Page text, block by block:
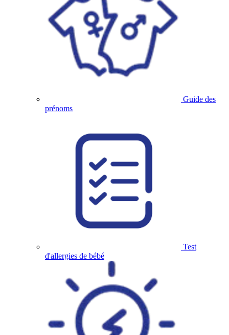
Guide des
prénoms
Test
d'allergies de bébé